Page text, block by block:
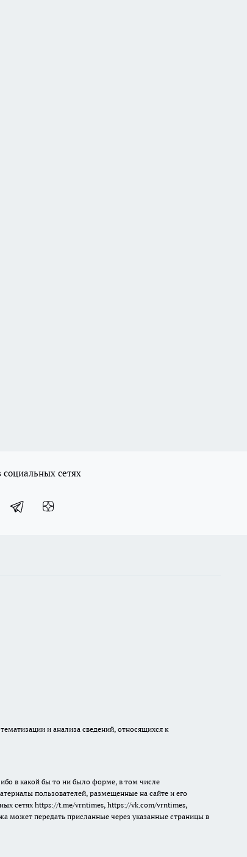
сетях
и анализа сведений, относящихся к
в какой бы то ни было форме, в том числе
пользователей, размещенные на сайте и его
сетях https://t.me/vrntimes, https://vk.com/vrntimes,
может передать присланные через указанные страницы в